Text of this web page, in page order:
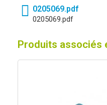
0205069.pdf
0205069.pdf
Produits associés